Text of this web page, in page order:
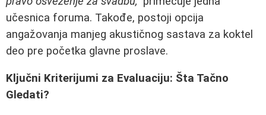
učesnica foruma. Takođe, postoji opcija
angažovanja manjeg akustičnog sastava za koktel
deo pre početka glavne proslave.
Ključni Kriterijumi za Evaluaciju: Šta Tačno
Gledati?